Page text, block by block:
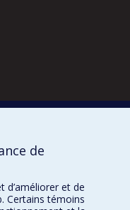
nucléaire
de
d’améliorer et de
Certains témoins